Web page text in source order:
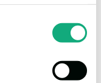
Svendsen